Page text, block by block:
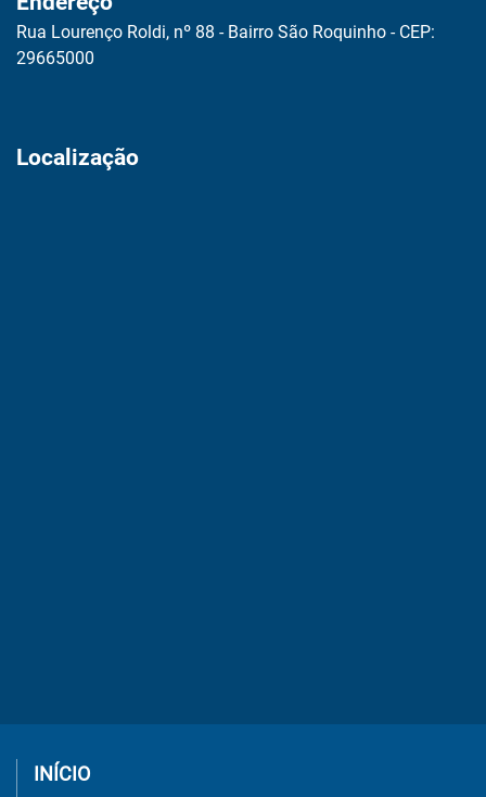
Rua Lourenço Roldi, nº 88 - Bairro São Roquinho - CEP:
29665000
Localização
INÍCIO